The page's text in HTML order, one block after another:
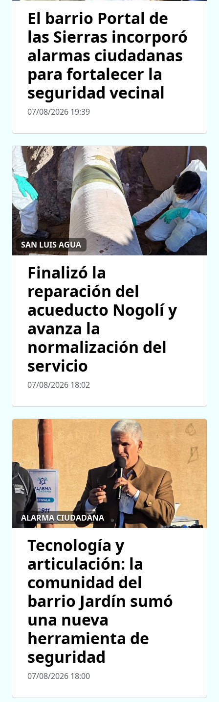
El barrio Portal de
las Sierras incorporó
alarmas ciudadanas
para fortalecer la
seguridad vecinal
07/08/2026 19:39
SAN LUIS AGUA
Finalizó la
reparación del
acueducto Nogolí y
avanza la
normalización del
servicio
07/08/2026 18:02
ALARMA CIUDADANA
Tecnología y
articulación: la
comunidad del
barrio Jardín sumó
una nueva
herramienta de
seguridad
07/08/2026 18:00